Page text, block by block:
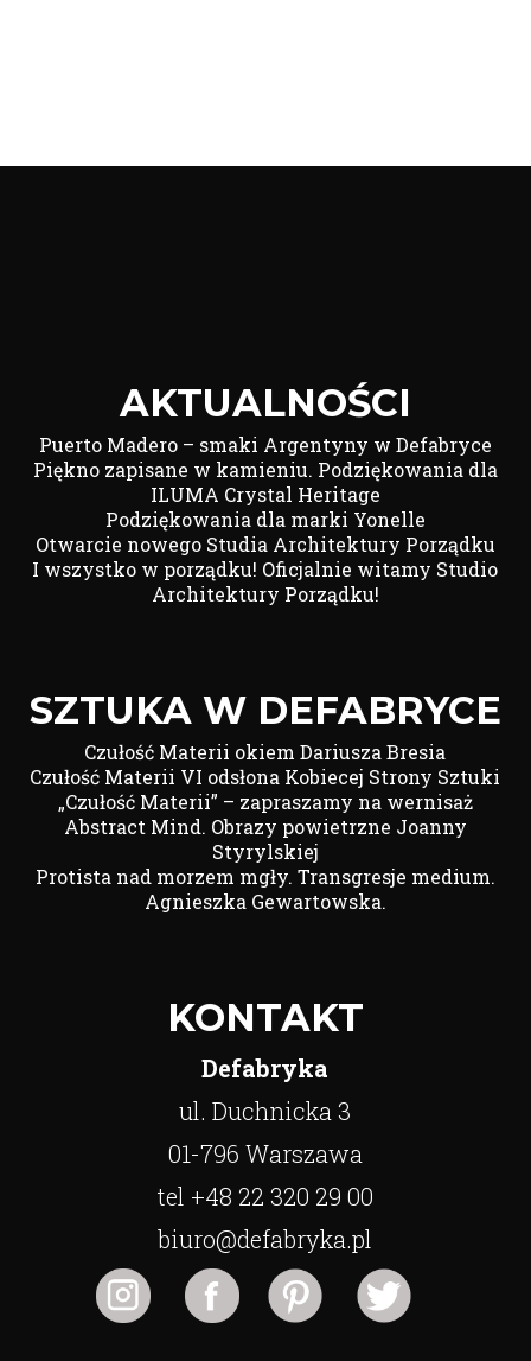
AKTUALNOŚCI
Puerto Madero – smaki Argentyny w Defabryce
Piękno zapisane w kamieniu. Podziękowania dla
ILUMA Crystal Heritage
Podziękowania dla marki Yonelle
Otwarcie nowego Studia Architektury Porządku
I wszystko w porządku! Oficjalnie witamy Studio
Architektury Porządku!
SZTUKA W DEFABRYCE
Czułość Materii okiem Dariusza Bresia
Czułość Materii VI odsłona Kobiecej Strony Sztuki
„Czułość Materii” – zapraszamy na wernisaż
Abstract Mind. Obrazy powietrzne Joanny
Styrylskiej
Protista nad morzem mgły. Transgresje medium.
Agnieszka Gewartowska.
KONTAKT
Defabryka
ul. Duchnicka 3
01-796 Warszawa
tel +48 22 320 29 00
biuro@defabryka.pl